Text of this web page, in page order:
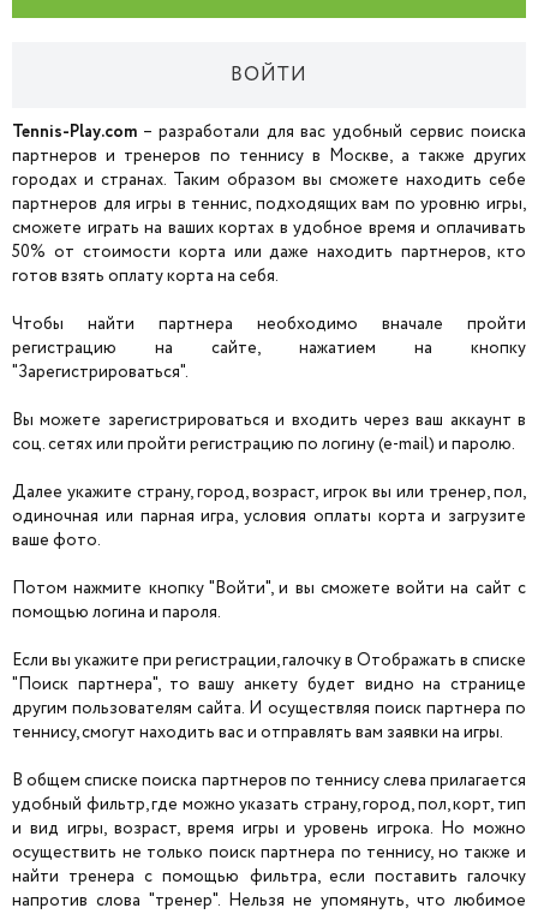
ВОЙТИ
Tennis-Play.com – разработали для вас удобный сервис поиска
партнеров и тренеров по теннису в Москве, а также других
городах и странах. Таким образом вы сможете находить себе
партнеров для игры в теннис, подходящих вам по уровню игры,
сможете играть на ваших кортах в удобное время и оплачивать
50% от стоимости корта или даже находить партнеров, кто
готов взять оплату корта на себя.
Чтобы найти партнера необходимо вначале пройти
регистрацию на сайте, нажатием на кнопку
"Зарегистрироваться".
Вы можете зарегистрироваться и входить через ваш аккаунт в
соц. сетях или пройти регистрацию по логину (e-mail) и паролю.
Далее укажите страну, город, возраст, игрок вы или тренер, пол,
одиночная или парная игра, условия оплаты корта и загрузите
ваше фото.
Потом нажмите кнопку "Войти", и вы сможете войти на сайт с
помощью логина и пароля.
Если вы укажите при регистрации, галочку в Отображать в списке
"Поиск партнера", то вашу анкету будет видно на странице
другим пользователям сайта. И осуществляя поиск партнера по
теннису, смогут находить вас и отправлять вам заявки на игры.
В общем списке поиска партнеров по теннису слева прилагается
удобный фильтр, где можно указать страну, город, пол, корт, тип
и вид игры, возраст, время игры и уровень игрока. Но можно
осуществить не только поиск партнера по теннису, но также и
найти тренера с помощью фильтра, если поставить галочку
напротив слова "тренер". Нельзя не упомянуть, что любимое